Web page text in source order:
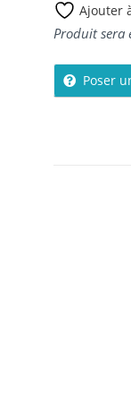
Ajouter
Produit sera
Poser